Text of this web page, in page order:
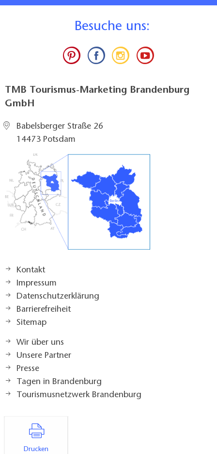
Besuche uns:
TMB Tourismus-Marketing Brandenburg
GmbH
Babelsberger Straße 26
14473 Potsdam
Kontakt
Impressum
Datenschutzerklärung
Barrierefreiheit
Sitemap
Wir über uns
Unsere Partner
Presse
Tagen in Brandenburg
Tourismusnetzwerk Brandenburg
Drucken